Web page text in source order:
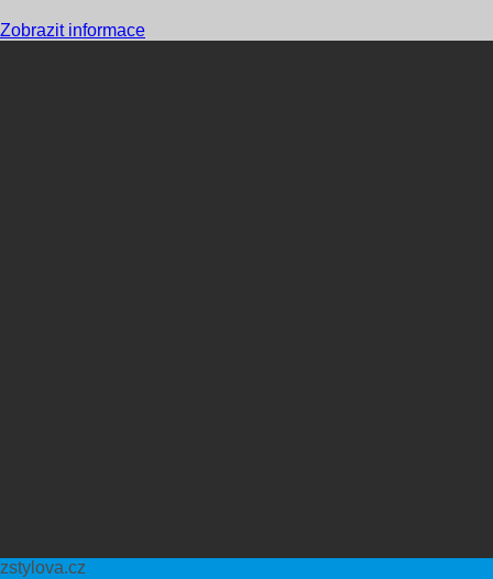
Zobrazit informace
zstylova.cz